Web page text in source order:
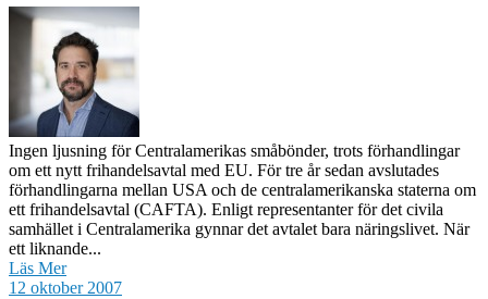
Ingen ljusning för Centralamerikas småbönder, trots förhandlingar
om ett nytt frihandelsavtal med EU. För tre år sedan avslutades
förhandlingarna mellan USA och de centralamerikanska staterna om
ett frihandelsavtal (CAFTA). Enligt representanter för det civila
samhället i Centralamerika gynnar det avtalet bara näringslivet. När
ett liknande...
Läs Mer
12 oktober 2007